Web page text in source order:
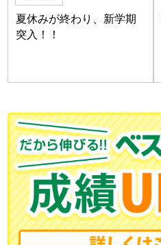
夏休みが終わり、新学期
突入！！